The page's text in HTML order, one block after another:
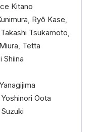
Kitano
, Ryô Kase,
Takashi Tsukamoto,
, Tetta
Shiina
Yoshinori Oota